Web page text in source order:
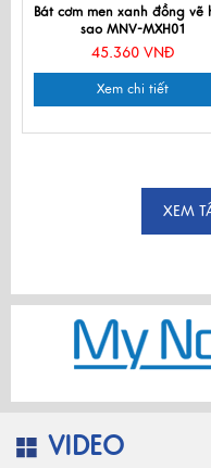
Bát cơm men xanh đồng vẽ
sao MNV-MXH01
45.360 VNĐ
Xem chi tiết
XEM
VIDEO